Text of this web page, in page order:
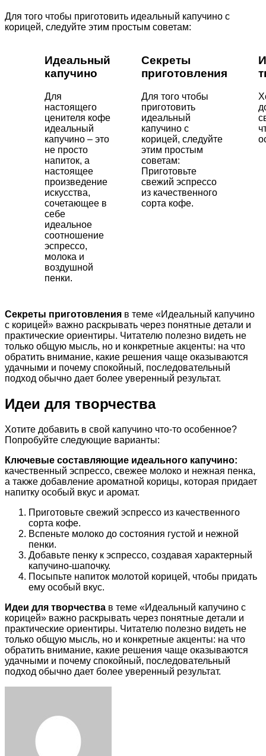
Для того чтобы приготовить идеальный капучино с
корицей, следуйте этим простым советам:
Идеальный
капучино
Для
настоящего
ценителя кофе
идеальный
капучино – это
не просто
напиток, а
настоящее
произведение
искусства,
сочетающее в
себе
идеальное
соотношение
эспрессо,
молока и
воздушной
пенки.
Секреты
приготовления
Для того чтобы
приготовить
идеальный
капучино с
корицей, следуйте
этим простым
советам:
Приготовьте
свежий эспрессо
из качественного
сорта кофе.
Секреты приготовления в теме «Идеальный капучино
с корицей» важно раскрывать через понятные детали и
практические ориентиры. Читателю полезно видеть не
только общую мысль, но и конкретные акценты: на что
обратить внимание, какие решения чаще оказываются
удачными и почему спокойный, последовательный
подход обычно дает более уверенный результат.
Идеи для творчества
Хотите добавить в свой капучино что-то особенное?
Попробуйте следующие варианты:
Ключевые составляющие идеального капучино:
качественный эспрессо, свежее молоко и нежная пенка,
а также добавление ароматной корицы, которая придает
напитку особый вкус и аромат.
Приготовьте свежий эспрессо из качественного
сорта кофе.
Вспеньте молоко до состояния густой и нежной
пенки.
Добавьте пенку к эспрессо, создавая характерный
капучино-шапочку.
Посыпьте напиток молотой корицей, чтобы придать
ему особый вкус.
Идеи для творчества в теме «Идеальный капучино с
корицей» важно раскрывать через понятные детали и
практические ориентиры. Читателю полезно видеть не
только общую мысль, но и конкретные акценты: на что
обратить внимание, какие решения чаще оказываются
удачными и почему спокойный, последовательный
подход обычно дает более уверенный результат.